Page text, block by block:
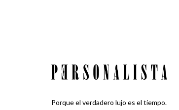
Porque el verdadero lujo es el tiempo.